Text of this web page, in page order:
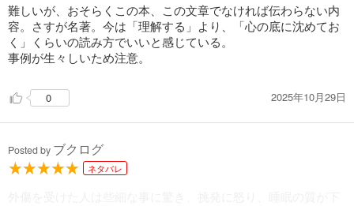
難しいが、おそらくこの本、この文章でなければ伝わらない内
容。さすが名著。今は「理解する」より、「心の底に沈めてお
く」くらいの読み方でいいと感じている。
事例が生々しいため注意。
0 2025年10月29日
Posted by ブクログ
ネタバレ